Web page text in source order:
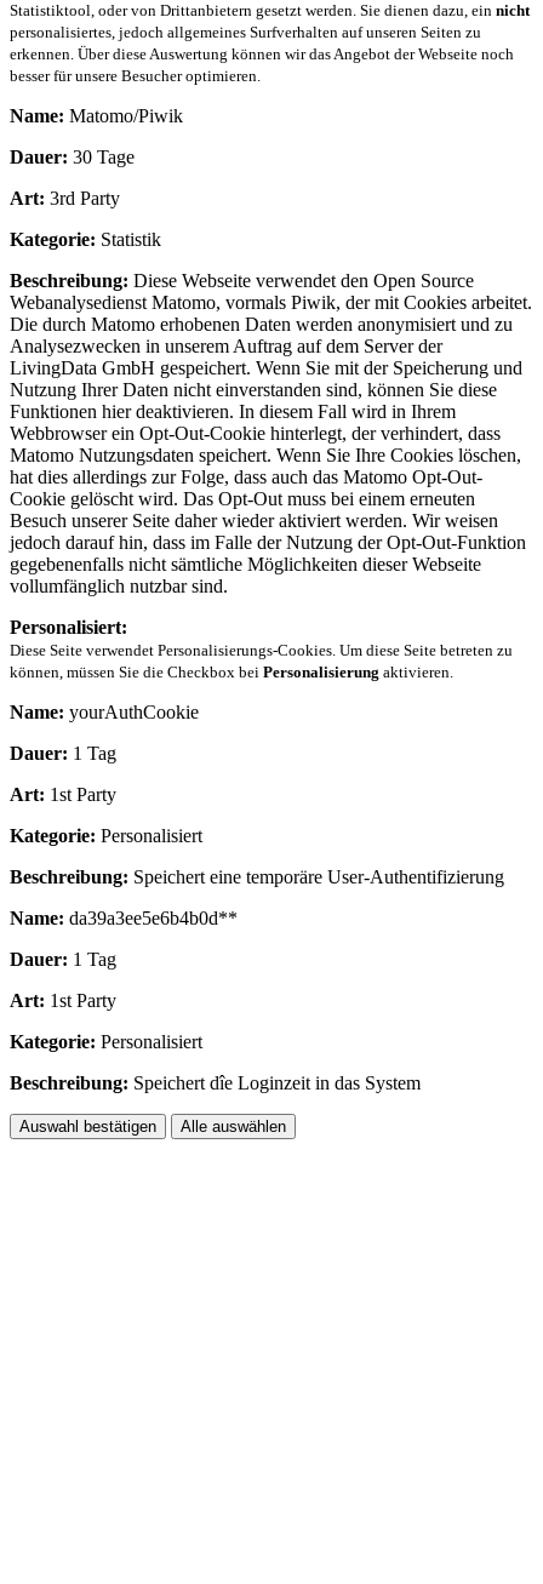
Statistiktool, oder von Drittanbietern gesetzt werden. Sie dienen dazu, ein nicht
personalisiertes, jedoch allgemeines Surfverhalten auf unseren Seiten zu
erkennen. Über diese Auswertung können wir das Angebot der Webseite noch
besser für unsere Besucher optimieren.
Name: Matomo/Piwik
Dauer: 30 Tage
Art: 3rd Party
Kategorie: Statistik
Beschreibung: Diese Webseite verwendet den Open Source
Webanalysedienst Matomo, vormals Piwik, der mit Cookies arbeitet.
Die durch Matomo erhobenen Daten werden anonymisiert und zu
Analysezwecken in unserem Auftrag auf dem Server der
LivingData GmbH gespeichert. Wenn Sie mit der Speicherung und
Nutzung Ihrer Daten nicht einverstanden sind, können Sie diese
Funktionen hier deaktivieren. In diesem Fall wird in Ihrem
Webbrowser ein Opt-Out-Cookie hinterlegt, der verhindert, dass
Matomo Nutzungsdaten speichert. Wenn Sie Ihre Cookies löschen,
hat dies allerdings zur Folge, dass auch das Matomo Opt-Out-
Cookie gelöscht wird. Das Opt-Out muss bei einem erneuten
Besuch unserer Seite daher wieder aktiviert werden. Wir weisen
jedoch darauf hin, dass im Falle der Nutzung der Opt-Out-Funktion
gegebenenfalls nicht sämtliche Möglichkeiten dieser Webseite
vollumfänglich nutzbar sind.
Personalisiert:
Diese Seite verwendet Personalisierungs-Cookies. Um diese Seite betreten zu
können, müssen Sie die Checkbox bei Personalisierung aktivieren.
Name: yourAuthCookie
Dauer: 1 Tag
Art: 1st Party
Kategorie: Personalisiert
Beschreibung: Speichert eine temporäre User-Authentifizierung
Name: da39a3ee5e6b4b0d**
Dauer: 1 Tag
Art: 1st Party
Kategorie: Personalisiert
Beschreibung: Speichert dîe Loginzeit in das System
Auswahl bestätigen Alle auswählen